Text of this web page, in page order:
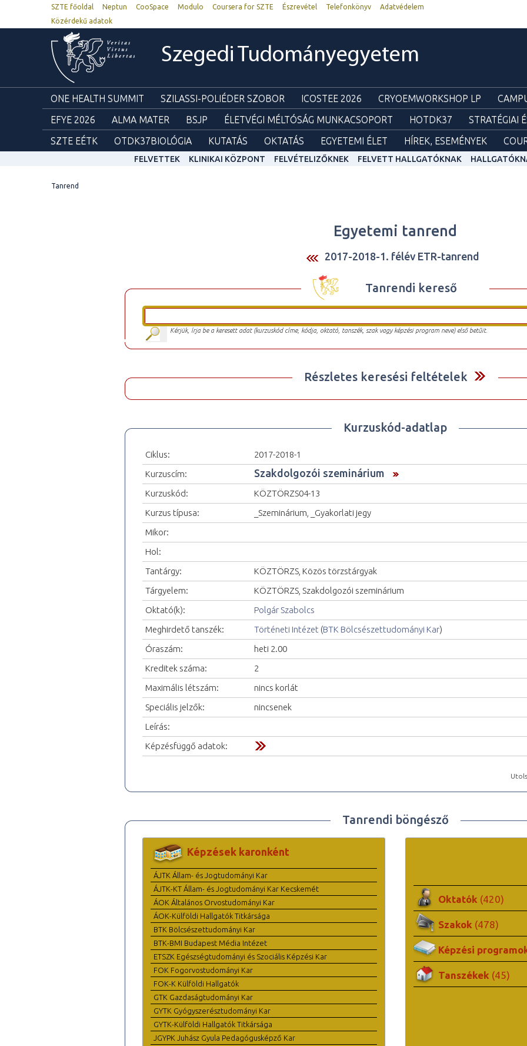
SZTE főoldal Neptun CooSpace Modulo Coursera for SZTE Észrevétel Telefonkönyv
Adatvédelem
Közérdekű adatok
Szegedi Tudományegyetem
ONE HEALTH SUMMIT SZILASSI-POLIÉDER SZOBOR ICOSTEE 2026 CRYOEMWORKSHOP LP
EFYE 2026
ALMA MATER BSJP ÉLETVÉGI MÉLTÓSÁG MUNKACSOPORT HOTDK37 STRATÉGIAI
SZTE EÉTK
OTDK37BIOLÓGIA KUTATÁS OKTATÁS EGYETEMI ÉLET HÍREK, ESEMÉNYEK
FELVETTEK KLINIKAI KÖZPONT FELVÉTELIZŐKNEK FELVETT HALLGATÓKNAK
Tanrend
Egyetemi tanrend
2017-2018-1. félév ETR-tanrend
Tanrendi kereső
Kérjük, írja be a keresett adat (kurzuskód címe, kódja, oktató, tanszék, szak vagy képzési program neve) első betűit.
Részletes keresési feltételek
Kurzuskód-adatlap
Ciklus:
2017-2018-1
Kurzuscím:
Szakdolgozói szeminárium
Kurzuskód:
KÖZTÖRZS04-13
Kurzus típusa:
_Szeminárium, _Gyakorlati jegy
Mikor:
Hol:
Tantárgy:
KÖZTÖRZS, Közös törzstárgyak
Tárgyelem:
KÖZTÖRZS, Szakdolgozói szeminárium
Oktató(k):
Polgár Szabolcs
Meghirdető tanszék:
Történeti Intézet (BTK Bölcsészettudományi Kar)
Óraszám:
heti 2.00
Kreditek száma:
2
Maximális létszám:
nincs korlát
Speciális jelzők:
nincsenek
Leírás:
Képzésfüggő adatok:
Tanrendi böngésző
Képzések karonként
ÁJTK Állam- és Jogtudományi Kar
ÁJTK-KT Állam- és Jogtudományi Kar Kecskemét
ÁOK Általános Orvostudományi Kar
ÁOK-Külföldi Hallgatók Titkársága
BTK Bölcsészettudományi Kar
BTK-BMI Budapest Média Intézet
ETSZK Egészségtudományi és Szociális Képzési Kar
FOK Fogorvostudományi Kar
FOK-K Külföldi Hallgatók
GTK Gazdaságtudományi Kar
GYTK Gyógyszerésztudományi Kar
GYTK-Külföldi Hallgatók Titkársága
JGYPK Juhász Gyula Pedagógusképző Kar
Oktatók (420)
Szakok (478)
Képzési
Tanszékek (45)